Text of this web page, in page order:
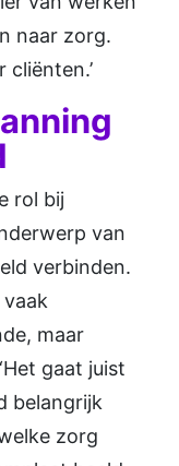
naar zorg.
rol bij
van
verbinden.
maar
gaat juist
belangrijk
zorg